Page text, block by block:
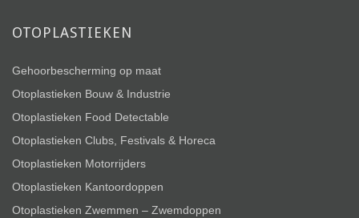
OTOPLASTIEKEN
Gehoorbescherming op maat
Otoplastieken Bouw & Industrie
Otoplastieken Food Detectable
Otoplastieken Clubs, Festivals & Horeca
Otoplastieken Motorrijders
Otoplastieken Kantoordoppen
Otoplastieken Zwemmen – Zwemdoppen